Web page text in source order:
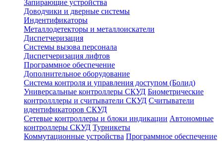
Запирающие устройства
Доводчики и дверные системы
Индентификаторы
Металлодетекторы и металлоискатели
Диспетчеризация
Системы вызова персонала
Диспетчеризация лифтов
Программное обеспечение
Дополнительное оборудование
Система контроля и управления доступом (Болид)
Универсальные контроллеры СКУД Биометрические
контролллеры и считыватели СКУД Считыватели
идентификаторов СКУД
Сетевые контроллеры и блоки индикации Автономные
контроллеры СКУД Турникеты
Коммутационные устройства Программное обеспечение